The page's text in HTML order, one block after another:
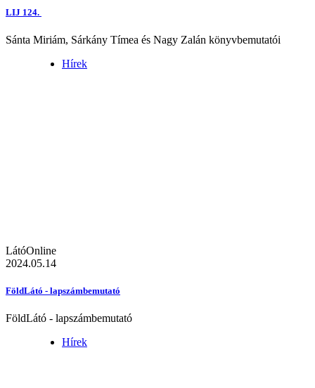
LIJ 124.
Sánta Miriám, Sárkány Tímea és Nagy Zalán könyvbemutatói
Hírek
LátóOnline
2024.05.14
FöldLátó - lapszámbemutató
FöldLátó - lapszámbemutató
Hírek